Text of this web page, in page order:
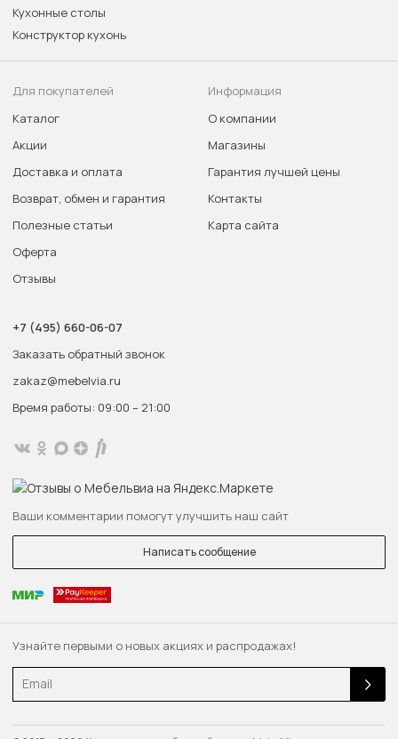
Узнайте первыми о новых акциях и распродажах!
Email
Кухонные столы
Конструктор кухонь
Для покупателей
Каталог
Акции
Доставка и оплата
Возврат, обмен и гарантия
Полезные статьи
Оферта
Отзывы
Информация
О компании
Магазины
Гарантия лучшей цены
Контакты
Карта сайта
+7 (495) 660-06-07
Заказать обратный звонок
zakaz@mebelvia.ru
Время работы: 09:00 – 21:00
Ваши комментарии помогут улучшить наш сайт
Написать сообщение